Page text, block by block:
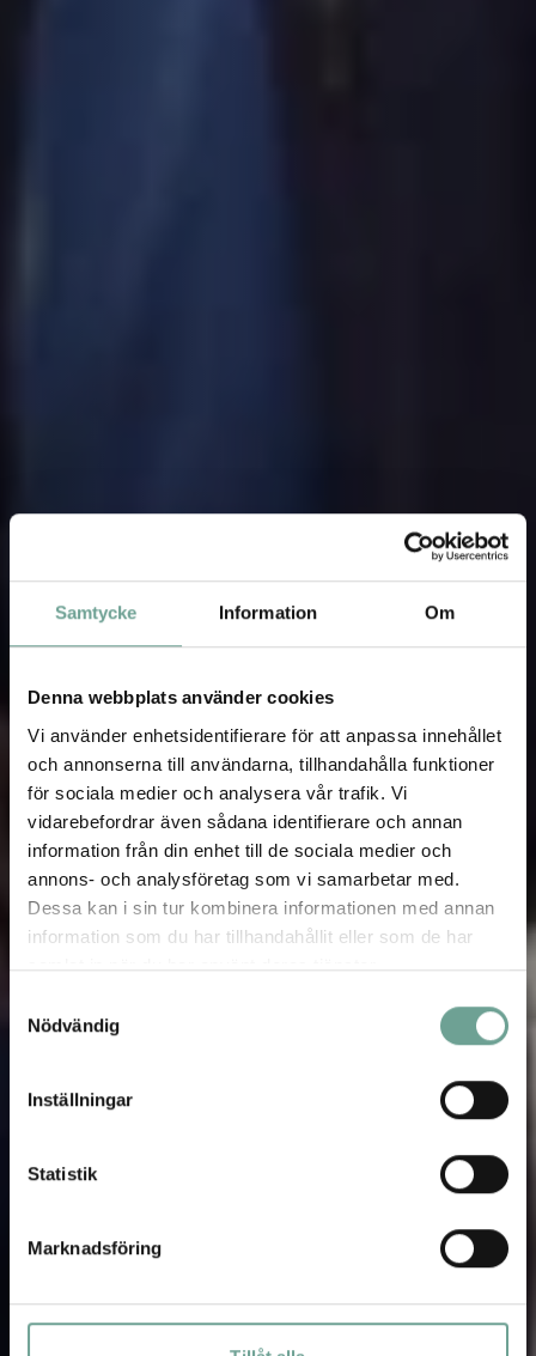
Samtycke Information Om
Denna webbplats använder cookies
Vi använder enhetsidentifierare för att anpassa innehållet
och annonserna till användarna, tillhandahålla funktioner
för sociala medier och analysera vår trafik. Vi
vidarebefordrar även sådana identifierare och annan
information från din enhet till de sociala medier och
annons- och analysföretag som vi samarbetar med.
Dessa kan i sin tur kombinera informationen med annan
information som du har tillhandahållit eller som de har
samlat in när du har använt deras tjänster.
Nödvändig
Inställningar
Statistik
Marknadsföring